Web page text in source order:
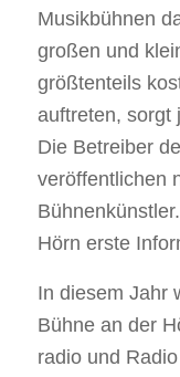
Musikbühnen
großen und
größtenteils
auftreten, sorgt
Die Betreiber
veröffentlichen
Hörn erste
In diesem Jahr
Bühne an der
radio und